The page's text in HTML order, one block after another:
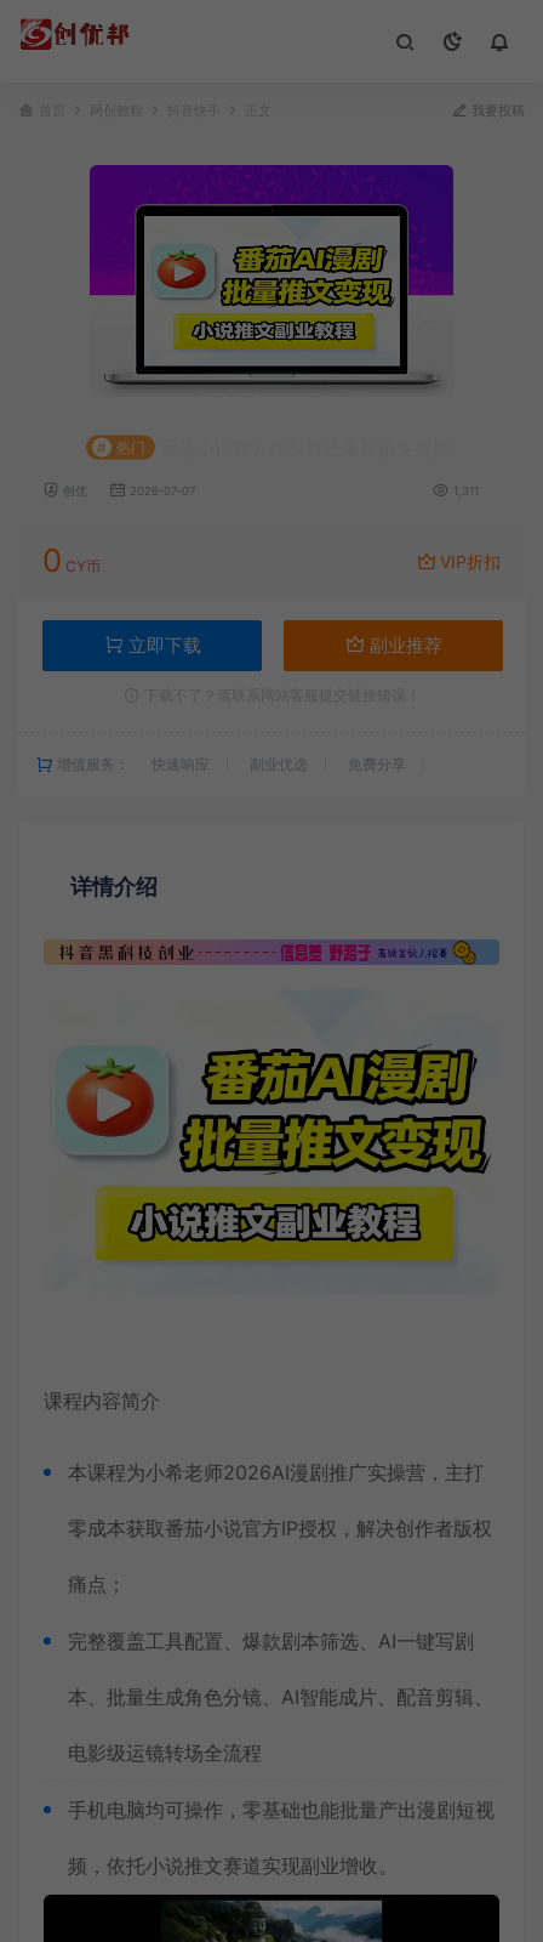
我要投稿
# 热门
创优 2026-07-07 1,311
0 CY币 VIP折扣
立即下载 副业推荐
增值服务： 快速响应 副业优选 免费分享
详情介绍
课程内容简介
本课程为小希老师2026AI漫剧推广实操营，主打
零成本获取番茄小说官方IP授权，解决创作者版权
痛点；
完整覆盖工具配置、爆款剧本筛选、AI一键写剧
本、批量生成角色分镜、AI智能成片、配音剪辑、
电影级运镜转场全流程
手机电脑均可操作，零基础也能批量产出漫剧短视
频，依托小说推文赛道实现副业增收。